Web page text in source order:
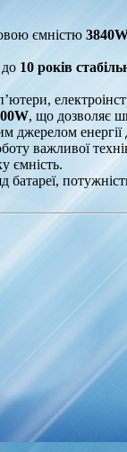
ємністю
до 10 років
, що дозволяє
джерелом
важливої
ємність.
батареї,